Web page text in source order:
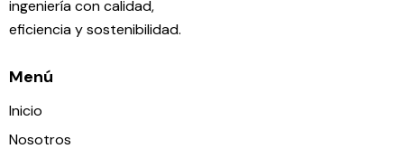
ingeniería con calidad,
eficiencia y sostenibilidad.
Menú
Inicio
Nosotros